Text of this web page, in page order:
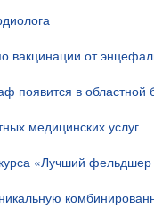
вакцинации от
появится в
медицинских услуг
«Лучший